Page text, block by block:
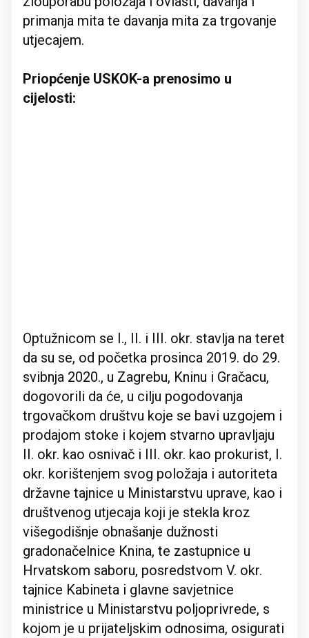
primanja mita te davanja mita za trgovanje
utjecajem.
Priopćenje USKOK-a prenosimo u
cijelosti:
Optužnicom se I., II. i III. okr. stavlja na teret
da su se, od početka prosinca 2019. do 29.
svibnja 2020., u Zagrebu, Kninu i Gračacu,
dogovorili da će, u cilju pogodovanja
trgovačkom društvu koje se bavi uzgojem i
prodajom stoke i kojem stvarno upravljaju
II. okr. kao osnivač i III. okr. kao prokurist, I.
okr. korištenjem svog položaja i autoriteta
državne tajnice u Ministarstvu uprave, kao i
društvenog utjecaja koji je stekla kroz
višegodišnje obnašanje dužnosti
gradonačelnice Knina, te zastupnice u
Hrvatskom saboru, posredstvom V. okr.
tajnice Kabineta i glavne savjetnice
ministrice u Ministarstvu poljoprivrede, s
kojom je u prijateljskim odnosima, osigurati